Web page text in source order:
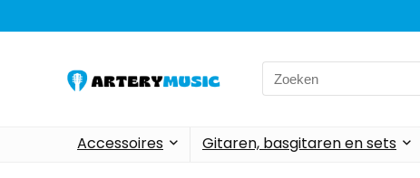
Search
for:
Accessoires Gitaren, basgitaren en sets